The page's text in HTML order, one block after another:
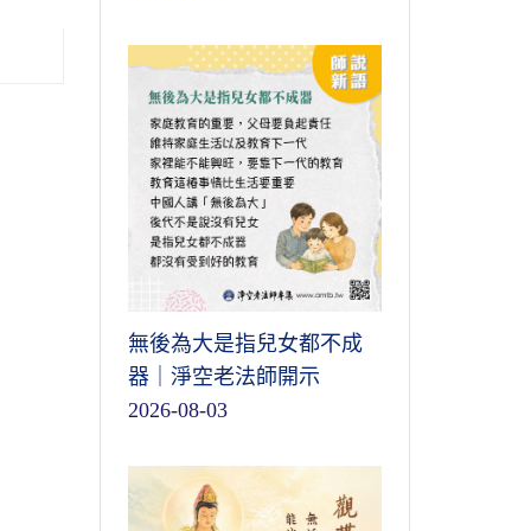
無後為大是指兒女都不成
器｜淨空老法師開示
2026-08-03